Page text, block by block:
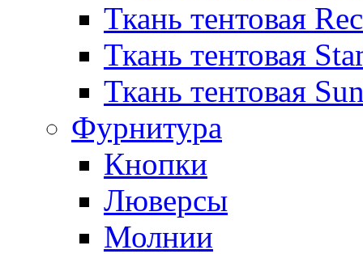
Ткань тентовая
Ткань тентовая
Ткань тентовая
Фурнитура
Кнопки
Люверсы
Молнии